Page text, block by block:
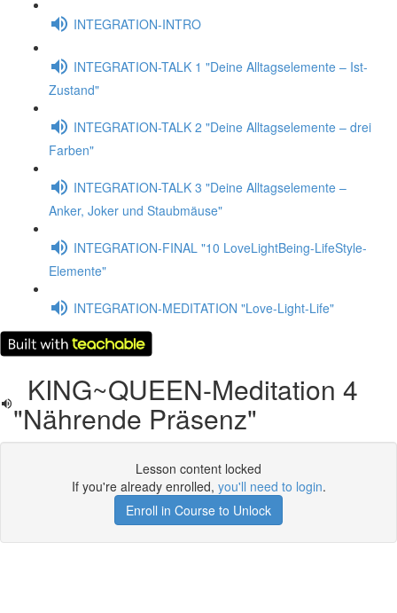
INTEGRATION-INTRO
INTEGRATION-TALK 1 "Deine Alltagselemente – Ist-
Zustand"
INTEGRATION-TALK 2 "Deine Alltagselemente – drei
Farben"
INTEGRATION-TALK 3 "Deine Alltagselemente –
Anker, Joker und Staubmäuse"
INTEGRATION-FINAL "10 LoveLightBeing-LifeStyle-
Elemente"
INTEGRATION-MEDITATION "Love-Light-Life"
KING~QUEEN-Meditation 4
"Nährende Präsenz"
Lesson content locked
If you're already enrolled, you'll need to login.
Enroll in Course to Unlock